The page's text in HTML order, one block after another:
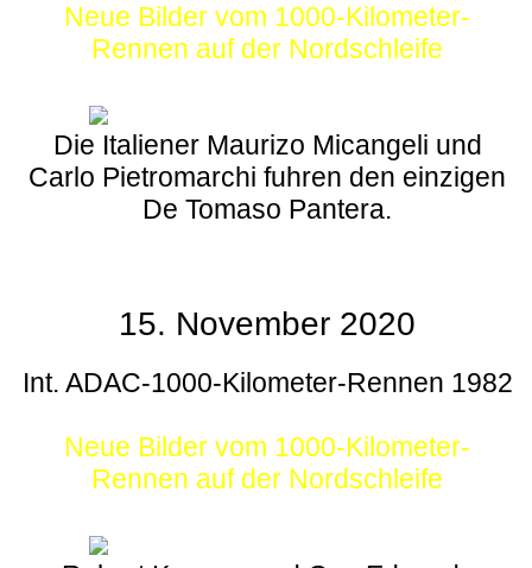
Neue Bilder vom 1000-Kilometer-
Rennen auf der Nordschleife
Die Italiener Maurizo Micangeli und
Carlo Pietromarchi fuhren den einzigen
De Tomaso Pantera.
15. November 2020
Int. ADAC-1000-Kilometer-Rennen 1982
Neue Bilder vom 1000-Kilometer-
Rennen auf der Nordschleife